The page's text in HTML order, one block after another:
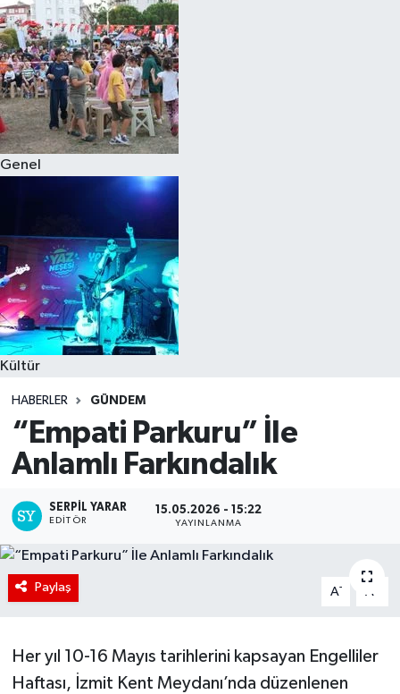
Genel
Kültür
HABERLER GÜNDEM
“Empati Parkuru” İle
Anlamlı Farkındalık
SERPİL YARAR
EDITÖR
15.05.2026 - 15:22
YAYINLANMA
Paylaş A- A
Her yıl 10-16 Mayıs tarihlerini kapsayan Engelliler
Haftası, İzmit Kent Meydanı’nda düzenlenen